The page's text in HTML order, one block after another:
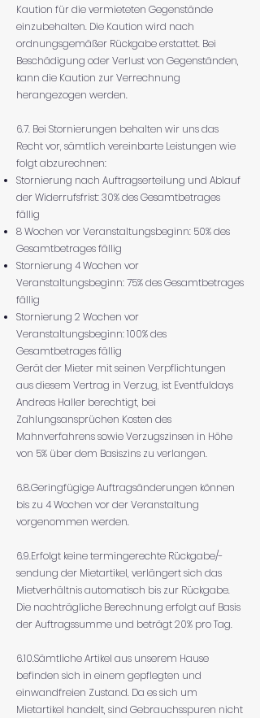
Kaution für die vermieteten Gegenstände
einzubehalten. Die Kaution wird nach
ordnungsgemäßer Rückgabe erstattet. Bei
Beschädigung oder Verlust von Gegenständen,
kann die Kaution zur Verrechnung
herangezogen werden.
6.7. Bei Stornierungen behalten wir uns das
Recht vor, sämtlich vereinbarte Leistungen wie
folgt abzurechnen:
Stornierung nach Auftragserteilung und Ablauf
der Widerrufsfrist: 30% des Gesamtbetrages
fällig
8 Wochen vor Veranstaltungsbeginn: 50% des
Gesamtbetrages fällig
Stornierung 4 Wochen vor
Veranstaltungsbeginn: 75% des Gesamtbetrages
fällig
Stornierung 2 Wochen vor
Veranstaltungsbeginn: 100% des
Gesamtbetrages fällig
Gerät der Mieter mit seinen Verpflichtungen
aus diesem Vertrag in Verzug, ist Eventfuldays
Andreas Haller berechtigt, bei
Zahlungsansprüchen Kosten des
Mahnverfahrens sowie Verzugszinsen in Höhe
von 5% über dem Basiszins zu verlangen.
6.8.Geringfügige Auftragsänderungen können
bis zu 4 Wochen vor der Veranstaltung
vorgenommen werden.
6.9.Erfolgt keine termingerechte Rückgabe/-
sendung der Mietartikel, verlängert sich das
Mietverhältnis automatisch bis zur Rückgabe.
Die nachträgliche Berechnung erfolgt auf Basis
der Auftragssumme und beträgt 20% pro Tag.
6.10.Sämtliche Artikel aus unserem Hause
befinden sich in einem gepflegten und
einwandfreien Zustand. Da es sich um
Mietartikel handelt, sind Gebrauchsspuren nicht